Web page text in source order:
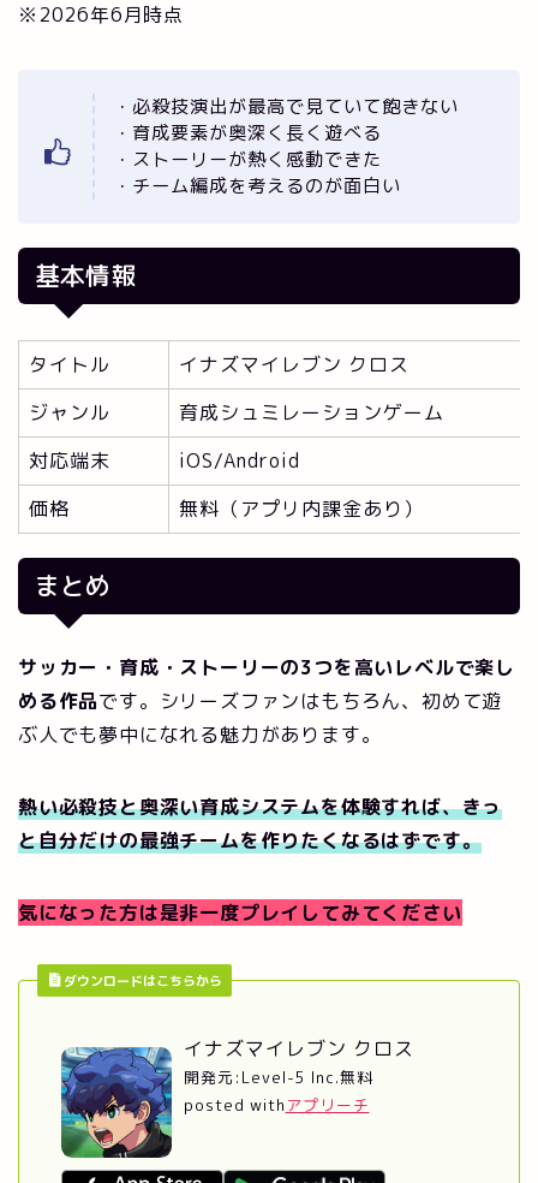
※2026年6月時点
・必殺技演出が最高で見ていて飽きない
・育成要素が奥深く長く遊べる
・ストーリーが熱く感動できた
・チーム編成を考えるのが面白い
基本情報
タイトル
イナズマイレブン クロス
ジャンル
育成シュミレーションゲーム
対応端末
iOS/Android
価格
無料（アプリ内課金あり）
まとめ
サッカー・育成・ストーリーの3つを高いレベルで楽し
める作品です。シリーズファンはもちろん、初めて遊
ぶ人でも夢中になれる魅力があります。
熱い必殺技と奥深い育成システムを体験すれば、きっ
と自分だけの最強チームを作りたくなるはずです。
気になった方は是非一度プレイしてみてください
ダウンロードはこちらから
イナズマイレブン クロス
開発元: Level-5 Inc.無料
posted with アプリーチ